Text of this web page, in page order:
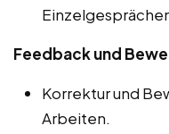
Feedback und
Korrektur und
Arbeiten.